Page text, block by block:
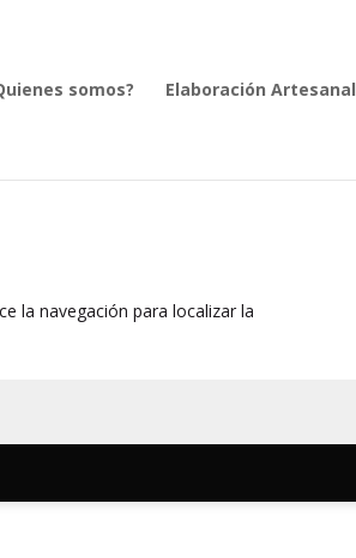
somos? Elaboración Artesanal
la navegación para localizar la